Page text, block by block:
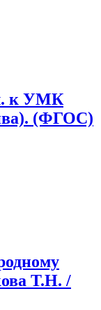
к УМК
(ФГОС)
Т.Н. /